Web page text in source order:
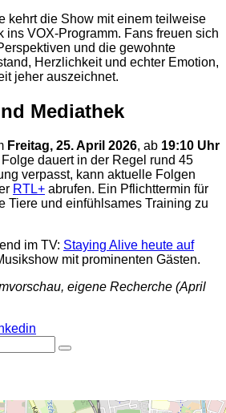
kehrt die Show mit einem teilweise
ins VOX-Programm. Fans freuen sich
und die gewohnte
Herzlichkeit und echter Emotion,
jeher auszeichnet.
Mediathek
Freitag, 25. April 2026, ab 19:10 Uhr
dauert in der Regel rund 45
verpasst, kann aktuelle Folgen
RTL+ abrufen. Ein Pflichttermin für
Tiere und einfühlsames Training zu
im TV: Staying Alive heute auf
mit prominenten Gästen.
eigene Recherche (April